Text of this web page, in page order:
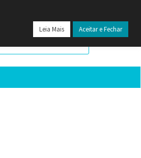
Leia Mais Aceitar e Fechar